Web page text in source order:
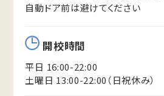
自動ドア前は避けてください
開校時間
平日 16:00-22:00
土曜日 13:00-22:00（日祝休み）